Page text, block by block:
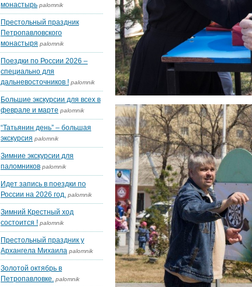
монастырь palomnik
Престольный праздник
Петропавловского
монастыря palomnik
Поездки по России 2026 –
специально для
дальневосточников ! palomnik
Большие экскурсии для всех в
феврале и марте palomnik
“Татьянин день” – большая
экскурсия palomnik
Зимние экскурсии для
паломников palomnik
Идет запись в поездки по
России на 2026 год. palomnik
Зимний Крестный ход
состоится ! palomnik
Престольный праздник у
Архангела Михаила palomnik
Золотой октябрь в
Петропавловке. palomnik